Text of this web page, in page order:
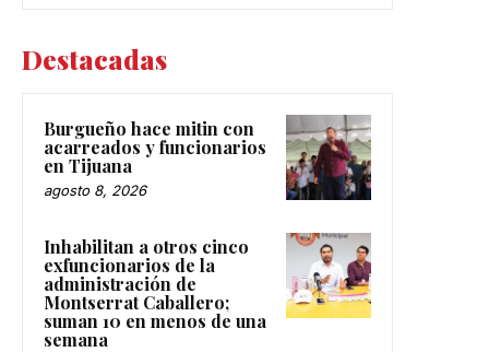
Destacadas
Burgueño hace mitin con
acarreados y funcionarios
en Tijuana
agosto 8, 2026
Inhabilitan a otros cinco
exfuncionarios de la
administración de
Montserrat Caballero;
suman 10 en menos de una
semana